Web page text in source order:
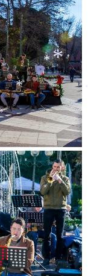
*
*
*
*
*
*
*
*